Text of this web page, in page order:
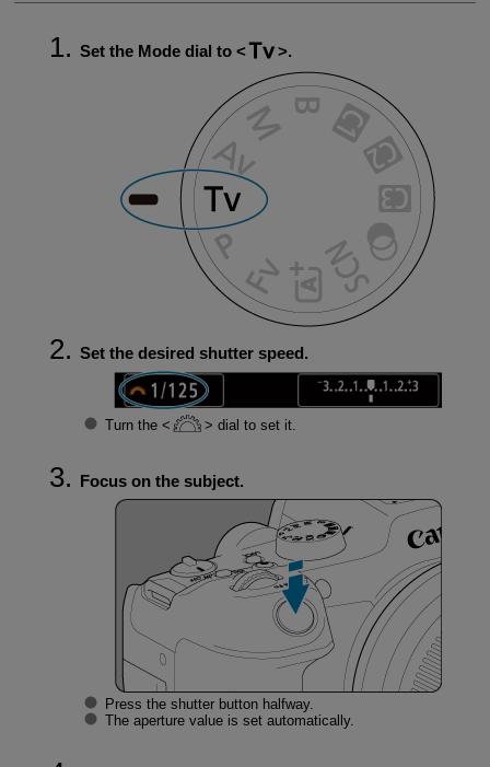
Set the Mode dial to .
Set the desired shutter speed.
Turn the dial to set it.
Focus on the subject.
Press the shutter button halfway.
The aperture value is set automatically.